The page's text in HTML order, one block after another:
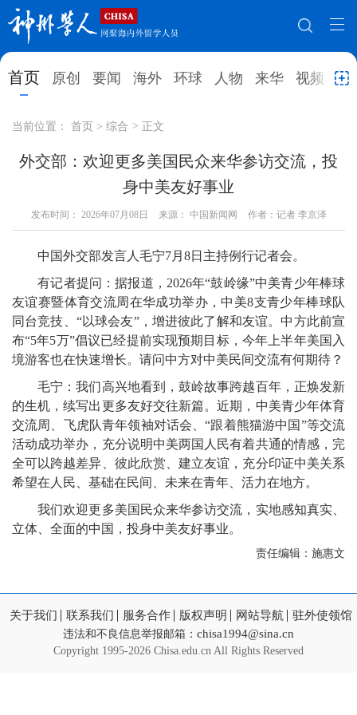
首页 原创 要闻 海外 环球 人物 来华 视频 教
网站地图
首页 原创
环球 人物 来华 视频
就业创业 合作办学
综合 深度 专题 实用信息
招聘信息 更多数据
当前位置： 首页 > 综合 > 正文
外交部：欢迎更多美国民众来华参访交流，投
身中美友好事业
发布时间： 2026年07月08日 来源： 中国新闻网 作者：记者 李京泽
中国外交部发言人毛宁7月8日主持例行记者会。
有记者提问：据报道，2026年“鼓岭缘”中美青少年棒球
友谊赛暨体育交流周在华成功举办，中美8支青少年棒球队
同台竞技、“以球会友”，增进彼此了解和友谊。中方此前宣
布“5年5万”倡议已经提前实现预期目标，今年上半年美国入
境游客也在快速增长。请问中方对中美民间交流有何期待？
毛宁：我们高兴地看到，鼓岭故事跨越百年，正焕发新
的生机，续写出更多友好交往新篇。近期，中美青少年体育
交流周、飞虎队青年领袖对话会、“跟着熊猫游中国”等交流
活动成功举办，充分说明中美两国人民有着共通的情感，完
全可以跨越差异、彼此欣赏、建立友谊，充分印证中美关系
希望在人民、基础在民间、未来在青年、活力在地方。
我们欢迎更多美国民众来华参访交流，实地感知真实、
立体、全面的中国，投身中美友好事业。
责任编辑：施惠文
关于我们 联系我们 服务合作 版权声明 网站导航 驻外使领馆
违法和不良信息举报邮箱： chisa1994@sina.cn
Copyright 1995-2026 Chisa.edu.cn All Rights Reserved